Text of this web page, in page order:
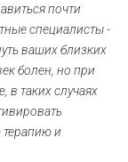
почти
специалисты -
ваших близких
болен, но при
в таких случаях
и